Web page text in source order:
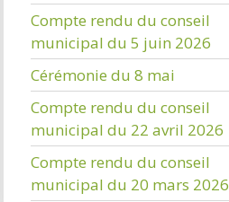
Compte rendu du conseil
municipal du 5 juin 2026
Cérémonie du 8 mai
Compte rendu du conseil
municipal du 22 avril 2026
Compte rendu du conseil
municipal du 20 mars 2026